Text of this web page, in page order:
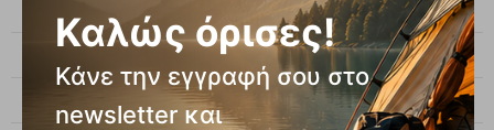
Γιατί το πουπουλένιο μπουφάν είναι απαραίτητο στο βουνό;
Πού μπορώ να νοικιάσω Εξοπλισμό σκι στην Αθήνα;
Πώς ρυθμίζεται η πλάτη σε σακίδιο πεζοπορίας;
Καλώς όρισες!
Κάνε την εγγραφή σου στο
newsletter και